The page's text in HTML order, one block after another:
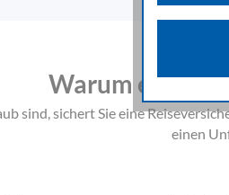
Warum eine
sind, sichert Sie eine
einen
der
Diese